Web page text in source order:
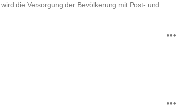
die Versorgung der Bevölkerung mit Post- und